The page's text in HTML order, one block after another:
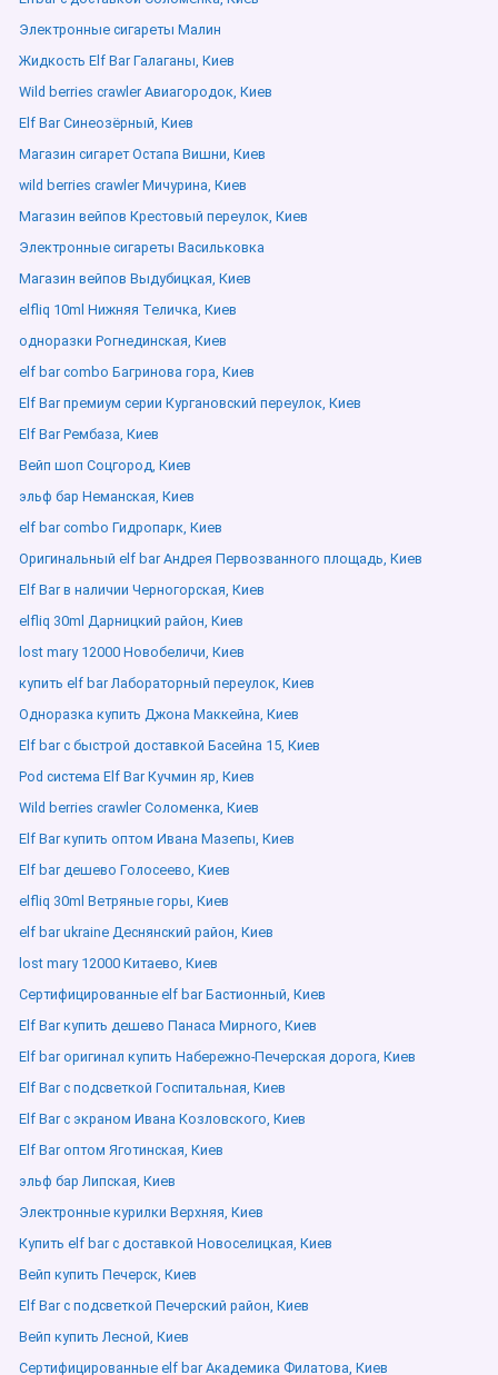
Электронные сигареты Малин
Жидкость Elf Bar Галаганы, Киев
Wild berries crawler Авиагородок, Киев
Elf Bar Синеозёрный, Киев
Магазин сигарет Остапа Вишни, Киев
wild berries crawler Мичурина, Киев
Магазин вейпов Крестовый переулок, Киев
Электронные сигареты Васильковка
Магазин вейпов Выдубицкая, Киев
elfliq 10ml Нижняя Теличка, Киев
одноразки Рогнединская, Киев
elf bar combo Багринова гора, Киев
Elf Bar премиум серии Кургановский переулок, Киев
Elf Bar Рембаза, Киев
Вейп шоп Соцгород, Киев
эльф бар Неманская, Киев
elf bar combo Гидропарк, Киев
Оригинальный elf bar Андрея Первозванного площадь, Киев
Elf Bar в наличии Черногорская, Киев
elfliq 30ml Дарницкий район, Киев
lost mary 12000 Новобеличи, Киев
купить elf bar Лабораторный переулок, Киев
Одноразка купить Джона Маккейна, Киев
Elf bar с быстрой доставкой Басейна 15, Киев
Pod система Elf Bar Кучмин яр, Киев
Wild berries crawler Соломенка, Киев
Elf Bar купить оптом Ивана Мазепы, Киев
Elf bar дешево Голосеево, Киев
elfliq 30ml Ветряные горы, Киев
elf bar ukraine Деснянский район, Киев
lost mary 12000 Китаево, Киев
Сертифицированные elf bar Бастионный, Киев
Elf Bar купить дешево Панаса Мирного, Киев
Elf bar оригинал купить Набережно-Печерская дорога, Киев
Elf Bar с подсветкой Госпитальная, Киев
Elf Bar с экраном Ивана Козловского, Киев
Elf Bar оптом Яготинская, Киев
эльф бар Липская, Киев
Электронные курилки Верхняя, Киев
Купить elf bar с доставкой Новоселицкая, Киев
Вейп купить Печерск, Киев
Elf Bar с подсветкой Печерский район, Киев
Вейп купить Лесной, Киев
Сертифицированные elf bar Академика Филатова, Киев